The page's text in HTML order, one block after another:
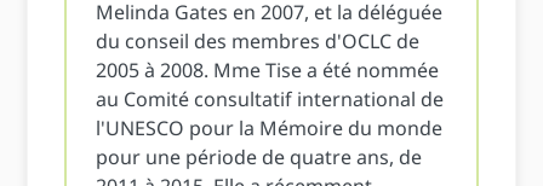
Melinda Gates en 2007, et la déléguée
du conseil des membres d'OCLC de
2005 à 2008. Mme Tise a été nommée
au Comité consultatif international de
l'UNESCO pour la Mémoire du monde
pour une période de quatre ans, de